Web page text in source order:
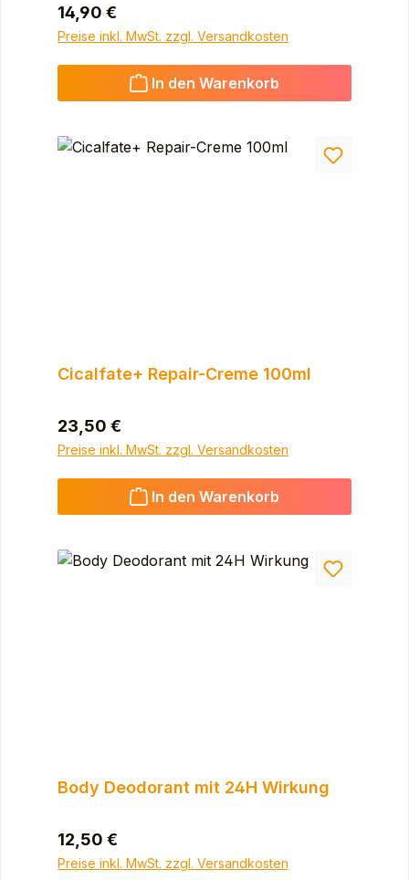
Regulärer Preis:
14,90 €
Preise inkl. MwSt. zzgl. Versandkosten
In den Warenkorb
Cicalfate+ Repair-Creme 100ml
Regulärer Preis:
23,50 €
Preise inkl. MwSt. zzgl. Versandkosten
In den Warenkorb
Body Deodorant mit 24H Wirkung
Regulärer Preis:
12,50 €
Preise inkl. MwSt. zzgl. Versandkosten